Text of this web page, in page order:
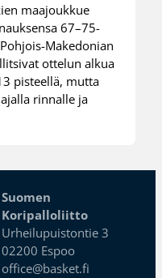
maajoukkue
67–75-
Makedonian
ottelun alkua
pisteellä, mutta
rinnalle ja
Suomen
Koripalloliitto
Urheilupuistontie 3
02200 Espoo
office@basket.fi